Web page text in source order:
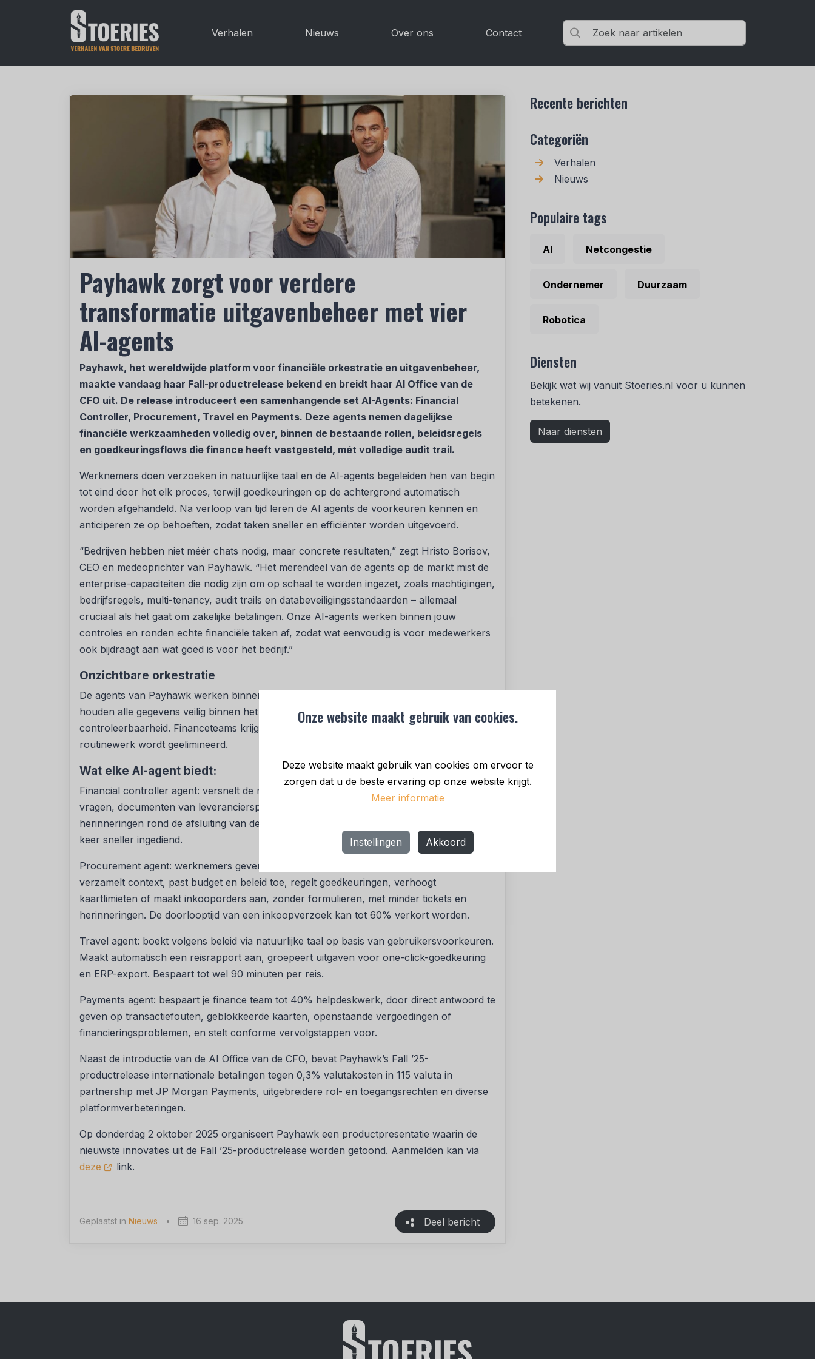
Onze website maakt gebruik van cookies.
Deze website maakt gebruik van cookies om ervoor te
zorgen dat u de beste ervaring op onze website krijgt.
Meer informatie
Instellingen Akkoord
Verhalen Nieuws Over ons Contact
Payhawk zorgt voor verdere
transformatie uitgavenbeheer met vier
AI-agents
Payhawk, het wereldwijde platform voor financiële orkestratie en uitgavenbeheer,
maakte vandaag haar Fall-productrelease bekend en breidt haar AI Office van de
CFO uit. De release introduceert een samenhangende set AI-Agents: Financial
Controller, Procurement, Travel en Payments. Deze agents nemen dagelijkse
financiële werkzaamheden volledig over, binnen de bestaande rollen, beleidsregels
en goedkeuringsflows die finance heeft vastgesteld, mét volledige audit trail.
Werknemers doen verzoeken in natuurlijke taal en de AI-agents begeleiden hen van begin
tot eind door het elk proces, terwijl goedkeuringen op de achtergrond automatisch
worden afgehandeld. Na verloop van tijd leren de AI agents de voorkeuren kennen en
anticiperen ze op behoeften, zodat taken sneller en efficiënter worden uitgevoerd.
“Bedrijven hebben niet méér chats nodig, maar concrete resultaten,” zegt Hristo Borisov,
CEO en medeoprichter van Payhawk. “Het merendeel van de agents op de markt mist de
enterprise-capaciteiten die nodig zijn om op schaal te worden ingezet, zoals machtigingen,
bedrijfsregels, multi-tenancy, audit trails en databeveiligingsstandaarden – allemaal
cruciaal als het gaat om zakelijke betalingen. Onze AI-agents werken binnen jouw
controles en ronden echte financiële taken af, zodat wat eenvoudig is voor medewerkers
ook bijdraagt aan wat goed is voor het bedrijf.”
Onzichtbare orkestratie
De agents van Payhawk werken binnen bestaande rollen, machtigingen en beleidsregels,
houden alle gegevens veilig binnen het platform en registreren elke actie voor
controleerbaarheid. Financeteams krijgen zo meer grip en inzicht, terwijl tijdrovend
routinewerk wordt geëlimineerd.
Wat elke AI-agent biedt:
Financial controller agent: versnelt de maandafsluiting door automatisch bonnetjes op te
vragen, documenten van leveranciersportalen te uploaden, afwijkingen te signaleren en
herinneringen rond de afsluiting van de maand door te zetten. Declaraties worden twee
keer sneller ingediend.
Procurement agent: werknemers geven simpelweg aan wat zij nodig hebben; de agent
verzamelt context, past budget en beleid toe, regelt goedkeuringen, verhoogt
kaartlimieten of maakt inkooporders aan, zonder formulieren, met minder tickets en
herinneringen. De doorlooptijd van een inkoopverzoek kan tot 60% verkort worden.
Travel agent: boekt volgens beleid via natuurlijke taal op basis van gebruikersvoorkeuren.
Maakt automatisch een reisrapport aan, groepeert uitgaven voor one-click-goedkeuring
en ERP-export. Bespaart tot wel 90 minuten per reis.
Payments agent: bespaart je finance team tot 40% helpdeskwerk, door direct antwoord te
geven op transactiefouten, geblokkeerde kaarten, openstaande vergoedingen of
financieringsproblemen, en stelt conforme vervolgstappen voor.
Naast de introductie van de AI Office van de CFO, bevat Payhawk’s Fall ’25-
productrelease internationale betalingen tegen 0,3% valutakosten in 115 valuta in
partnership met JP Morgan Payments, uitgebreidere rol- en toegangsrechten en diverse
platformverbeteringen.
Op donderdag 2 oktober 2025 organiseert Payhawk een productpresentatie waarin de
nieuwste innovaties uit de Fall ’25-productrelease worden getoond. Aanmelden kan via
deze
link.
Geplaatst in Nieuws • 16 sep. 2025 Deel bericht
Recente berichten
Categoriën
Verhalen
Nieuws
Populaire tags
AI Netcongestie
Ondernemer Duurzaam
Robotica
Diensten
Bekijk wat wij vanuit Stoeries.nl voor u kunnen
betekenen.
Naar diensten